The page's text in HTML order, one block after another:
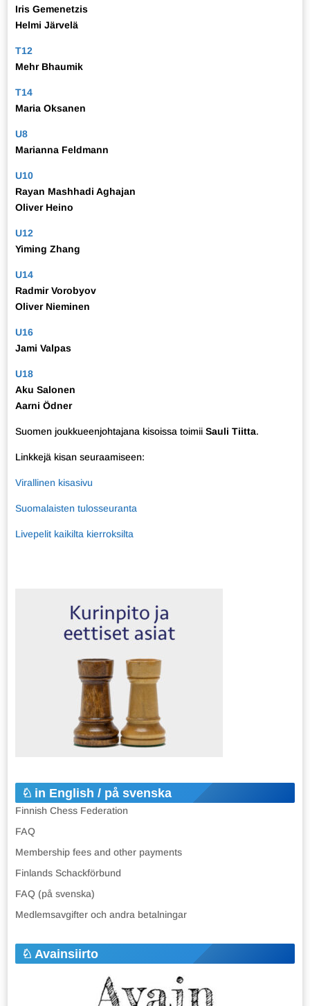
Iris Gemenetzis
Helmi Järvelä
T12
Mehr Bhaumik
T14
Maria Oksanen
U8
Marianna Feldmann
U10
Rayan Mashhadi Aghajan
Oliver Heino
U12
Yiming Zhang
U14
Radmir Vorobyov
Oliver Nieminen
U16
Jami Valpas
U18
Aku Salonen
Aarni Ödner
Suomen joukkueenjohtajana kisoissa toimii Sauli Tiitta.
Linkkejä kisan seuraamiseen:
Virallinen kisasivu
Suomalaisten tulosseuranta
Livepelit kaikilta kierroksilta
in English / på svenska
Finnish Chess Federation
FAQ
Membership fees and other payments
Finlands Schackförbund
FAQ (på svenska)
Medlemsavgifter och andra betalningar
Avainsiirto